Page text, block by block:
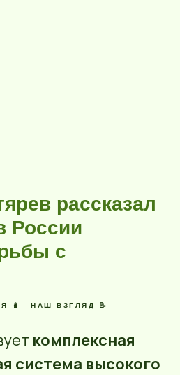
рассказал
России
с
🪆 НАШ ВЗГЛЯД 📝
комплексная
система высокого